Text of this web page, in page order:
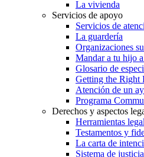
La vivienda
Servicios de apoyo
Servicios de
La guardería
Organizaciones
Mandar a tu hijo
Glosario de
Getting the Right
Atención de un
Programa
Derechos y aspectos
Herramientas
Testamentos y
La carta de
Sistema de